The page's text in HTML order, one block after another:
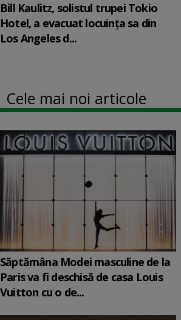
Bill Kaulitz, solistul trupei Tokio
Hotel, a evacuat locuinţa sa din
Los Angeles d...
Cele mai noi articole
Săptămâna Modei masculine de la
Paris va fi deschisă de casa Louis
Vuitton cu o de...